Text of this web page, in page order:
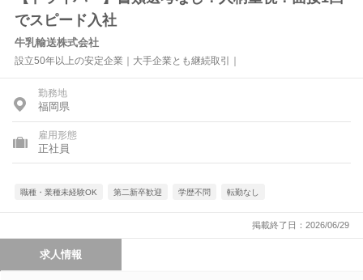
でスピード入社
牛乳輸送株式会社
設立50年以上の安定企業｜大手企業とも継続取引｜
勤務地
福岡県
雇用形態
正社員
職種・業種未経験OK 第二新卒歓迎 学歴不問 転勤なし
掲載終了日：2026/06/29
求人情報